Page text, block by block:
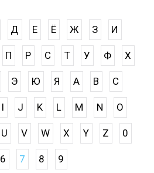
Д Е Ё Ж З И
П Р С Т У Ф Х
Э Ю Я A B C
I J K L M N O
U V W X Y Z 0
6 7 8 9